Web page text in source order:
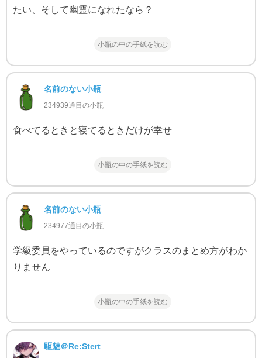
たい、そして幽霊になれたなら？
小瓶の中の手紙を読む
名前のない小瓶
234939通目の小瓶
食べてるときと寝てるときだけが幸せ
小瓶の中の手紙を読む
名前のない小瓶
234977通目の小瓶
学級委員をやっているのですがクラスのまとめ方がわか
りません
小瓶の中の手紙を読む
駆魅＠Re:Stert